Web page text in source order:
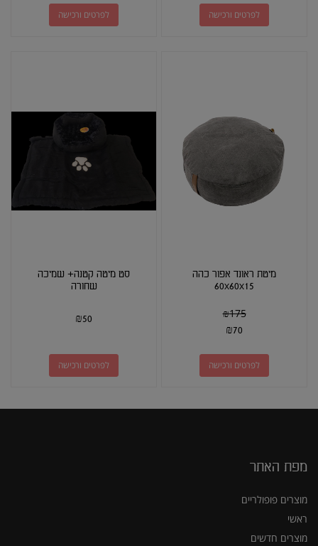
לפרטים ורכישה לפרטים ורכישה
מיטת ראונד אפור כהה
60x60x15
₪175
₪70
לפרטים ורכישה
סט מיטה קטנה+ שמיכה
שחורה
₪50
לפרטים ורכישה
מפת האתר
מוצרים פופולריים
ראשי
מוצרים חדשים